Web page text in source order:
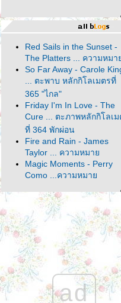
Red Sails in the Sunset -
The Platters ... ความหม
So Far Away - Carole
... ตะพาบ หลักกิโลเมตรที่
365 "ไกล"
Friday I'm In Love - The
Cure ... ตะภาพหลักกิโลเม
ที่ 364 พักผ่อน
Fire and Rain - James
Taylor ... ความหมา
Magic Moments - Perry
Como ...ความหมา
Denver ... ตะพาบหลัก
กิโลเมตรที่ 363 คำตอบ
สุดท้า
It Comes and It Goes -
Dido ... ความหมา
Make the World Go
Eddy Arnold ... ความหมา
Home - Michael Bublé ...
หลักกิโลเมตรที่ 362 ตัวละค
ad